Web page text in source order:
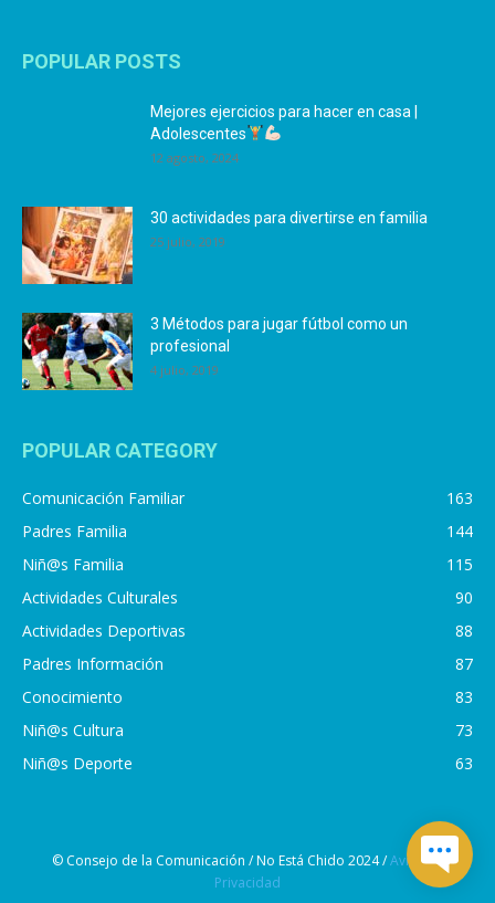
POPULAR POSTS
Mejores ejercicios para hacer en casa |
Adolescentes
12 agosto, 2024
30 actividades para divertirse en familia
25 julio, 2019
3 Métodos para jugar fútbol como un
profesional
4 julio, 2019
POPULAR CATEGORY
Comunicación Familiar
163
Padres Familia
144
Niñ@s Familia
115
Actividades Culturales
90
Actividades Deportivas
88
Padres Información
87
Conocimiento
83
Niñ@s Cultura
73
Niñ@s Deporte
63
© Consejo de la Comunicación / No Está Chido 2024 /Aviso de
Privacidad